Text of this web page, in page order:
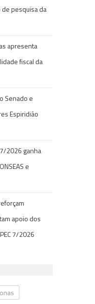
pesquisa da
apresenta
fiscal da
Senado e
Espiridião
2026 ganha
e
apoio dos
7/2026